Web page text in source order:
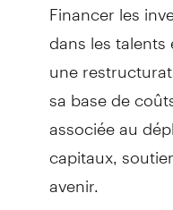
dans les
une
sa base de
associée au
capitaux,
avenir.